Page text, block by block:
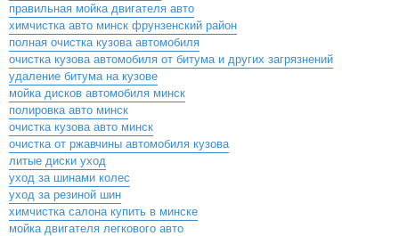
правильная мойка двигателя авто
химчистка авто минск фрунзенский район
полная очистка кузова автомобиля
очистка кузова автомобиля от битума и других загрязнений
удаление битума на кузове
мойка дисков автомобиля минск
полировка авто минск
очистка кузова авто минск
очистка от ржавчины автомобиля кузова
литые диски уход
уход за шинами колес
уход за резиной шин
химчистка салона купить в минске
мойка двигателя легкового авто